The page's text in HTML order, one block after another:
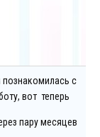
познакомилась с
вот теперь
пару месяцев